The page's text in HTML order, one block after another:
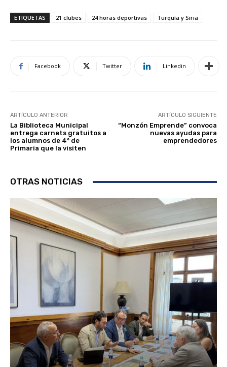
ETIQUETAS 21 clubes 24 horas deportivas Turquía y Siria
Facebook Twitter Linkedin
ARTÍCULO ANTERIOR
La Biblioteca Municipal
entrega carnets gratuitos a
los alumnos de 4º de
Primaria que la visiten
ARTÍCULO SIGUIENTE
“Monzón Emprende” convoca
nuevas ayudas para
emprendedores
OTRAS NOTICIAS